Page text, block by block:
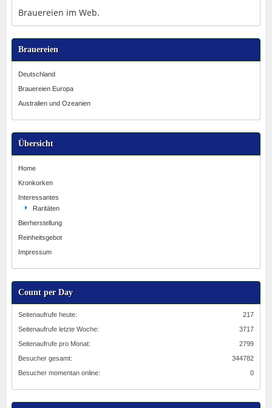
Brauereien im Web.
Brauereien
Deutschland
Brauereien Europa
Australien und Ozeanien
Übersicht
Home
Kronkorken
Interessantes
Raritäten
Bierherstellung
Reinheitsgebot
Impressum
Count per Day
217
Seitenaufrufe heute:
3717
Seitenaufrufe letzte Woche:
2799
Seitenaufrufe pro Monat:
344782
Besucher gesamt:
0
Besucher momentan online: